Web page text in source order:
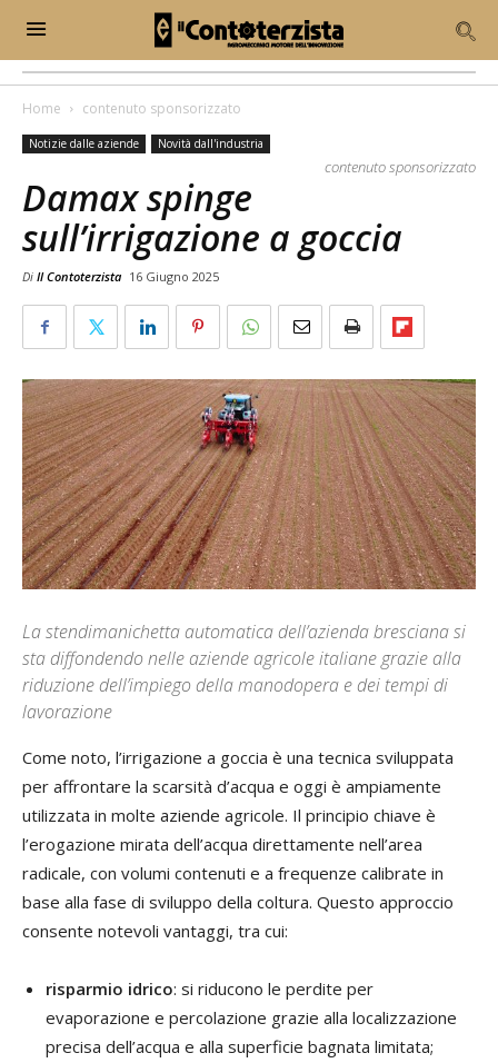
Home contenuto sponsorizzato
Notizie dalle aziende Novità dall'industria
contenuto sponsorizzato
Damax spinge
sull’irrigazione a goccia
Di Il Contoterzista 16 Giugno 2025
La stendimanichetta automatica dell’azienda bresciana si
sta diffondendo nelle aziende agricole italiane grazie alla
riduzione dell’impiego della manodopera e dei tempi di
lavorazione
Come noto, l’irrigazione a goccia è una tecnica sviluppata
per affrontare la scarsità d’acqua e oggi è ampiamente
utilizzata in molte aziende agricole. Il principio chiave è
l’erogazione mirata dell’acqua direttamente nell’area
radicale, con volumi contenuti e a frequenze calibrate in
base alla fase di sviluppo della coltura. Questo approccio
consente notevoli vantaggi, tra cui:
risparmio idrico: si riducono le perdite per
evaporazione e percolazione grazie alla localizzazione
precisa dell’acqua e alla superficie bagnata limitata;